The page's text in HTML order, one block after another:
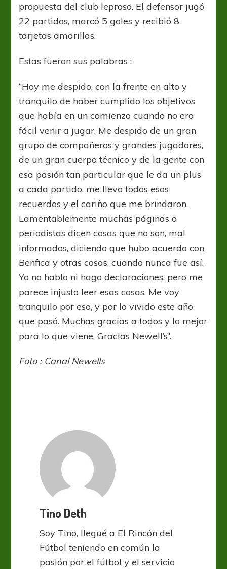
propuesta del club leproso. El defensor jugó
22 partidos, marcó 5 goles y recibió 8
tarjetas amarillas.
Estas fueron sus palabras :
“Hoy me despido, con la frente en alto y
tranquilo de haber cumplido los objetivos
que había en un comienzo cuando no era
fácil venir a jugar. Me despido de un gran
grupo de compañeros y grandes jugadores,
de un gran cuerpo técnico y de la gente con
esa pasión tan particular que le da un plus
a cada partido, me llevo todos esos
recuerdos y el cariño que me brindaron.
Lamentablemente muchas páginas o
periodistas dicen cosas que no son, mal
informados, diciendo que hubo acuerdo con
Benfica y otras cosas, cuando nunca fue así.
Yo no hablo ni hago declaraciones, pero me
parece injusto leer esas cosas. Me voy
tranquilo por eso, y por lo vivido este año
que pasó. Muchas gracias a todos y lo mejor
para lo que viene. Gracias Newell’s”.
Foto : Canal Newells
Tino Deth
Soy Tino, llegué a El Rincón del
Fútbol teniendo en común la
pasión por el fútbol y el servicio